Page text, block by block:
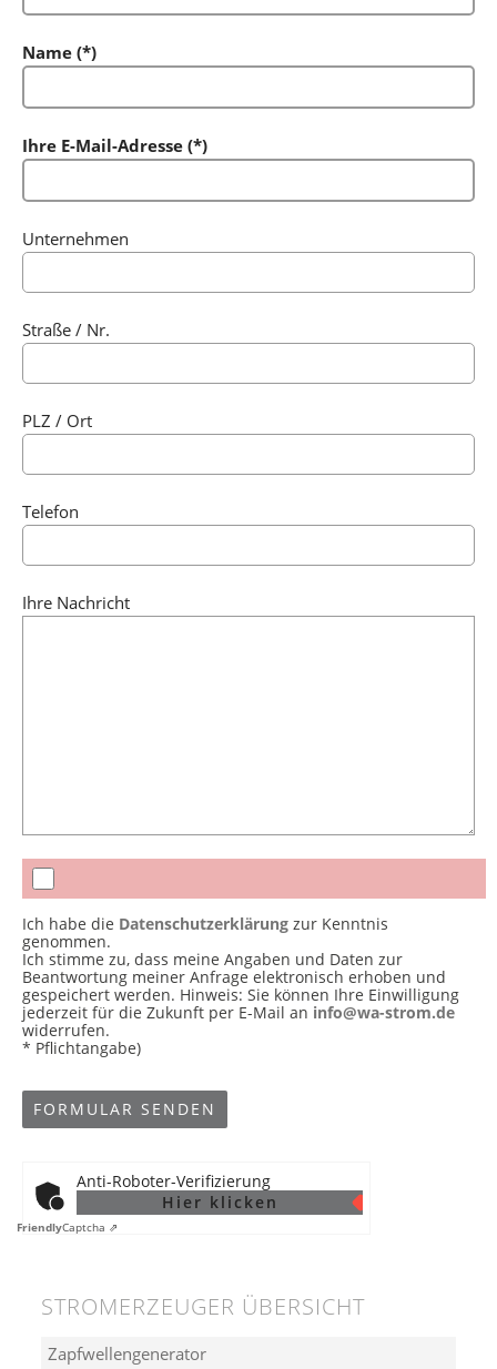
Name (*)
Ihre E-Mail-Adresse (*)
Unternehmen
Straße / Nr.
PLZ / Ort
Telefon
Ihre Nachricht
Ich habe die Datenschutzerklärung zur Kenntnis
genommen.
Ich stimme zu, dass meine Angaben und Daten zur
Beantwortung meiner Anfrage elektronisch erhoben und
gespeichert werden. Hinweis: Sie können Ihre Einwilligung
jederzeit für die Zukunft per E-Mail an info@wa-strom.de
widerrufen.
* Pflichtangabe)
Anti-Roboter-Verifizierung
Hier klicken
FriendlyCaptcha ⇗
STROMERZEUGER ÜBERSICHT
Zapfwellengenerator